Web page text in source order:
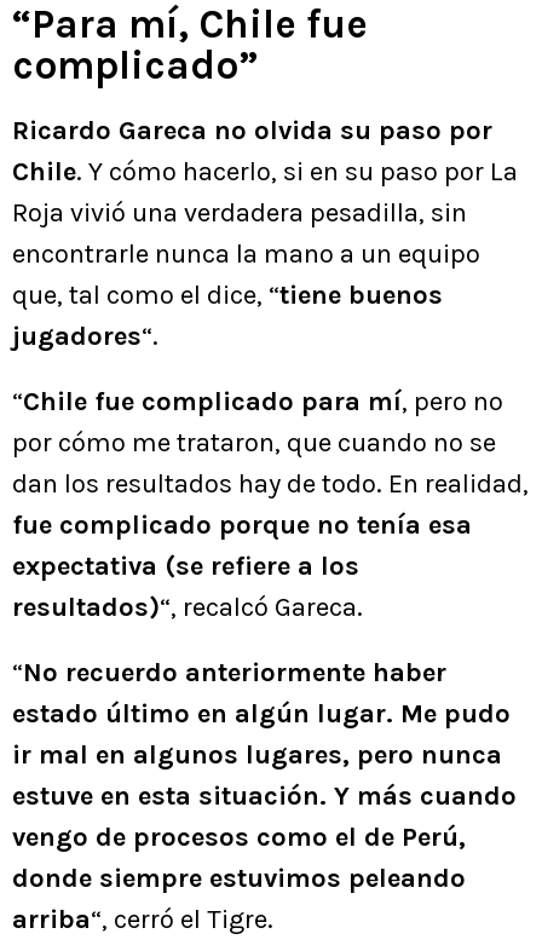
“Para mí, Chile fue
complicado”
Ricardo Gareca no olvida su paso por
Chile. Y cómo hacerlo, si en su paso por La
Roja vivió una verdadera pesadilla, sin
encontrarle nunca la mano a un equipo
que, tal como el dice, “tiene buenos
jugadores“.
“Chile fue complicado para mí, pero no
por cómo me trataron, que cuando no se
dan los resultados hay de todo. En realidad,
fue complicado porque no tenía esa
expectativa (se refiere a los
resultados)“, recalcó Gareca.
“No recuerdo anteriormente haber
estado último en algún lugar. Me pudo
ir mal en algunos lugares, pero nunca
estuve en esta situación. Y más cuando
vengo de procesos como el de Perú,
donde siempre estuvimos peleando
arriba“, cerró el Tigre.